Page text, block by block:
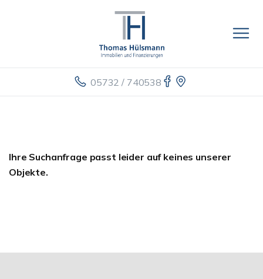
05732 / 740538
Ihre Suchanfrage passt leider auf keines unserer
Objekte.